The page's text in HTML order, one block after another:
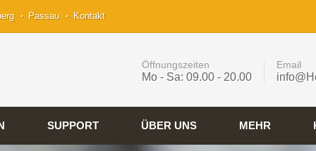
Passau Kontakt
Öffnungszeiten
Mo - Sa: 09.00 - 20.00
Email
SUPPORT ÜBER UNS MEHR